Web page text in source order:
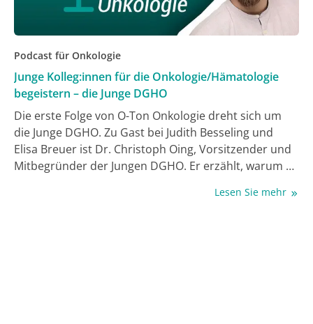
Podcast für Onkologie
Junge Kolleg:innen für die Onkologie/Hämatologie
begeistern – die Junge DGHO
Die erste Folge von O-Ton Onkologie dreht sich um
die Junge DGHO. Zu Gast bei Judith Besseling und
Elisa Breuer ist Dr. Christoph Oing, Vorsitzender und
Mitbegründer der Jungen DGHO. Er erzählt, warum er
Verhältnis zur DGHO gestaltet und welche Ziele sich
Lesen Sie mehr